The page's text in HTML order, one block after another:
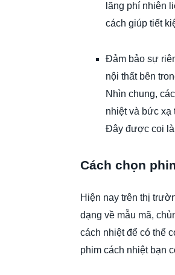
lãng phí nhiên
cách giúp tiết
Đảm bảo sự
nội thất bên
Nhìn chung,
nhiệt và bức xạ
Đây được coi là
Cách chọn
Hiện nay trên thị
dạng về mẫu mã,
cách nhiệt để có thể
phim cách nhiệt bạn